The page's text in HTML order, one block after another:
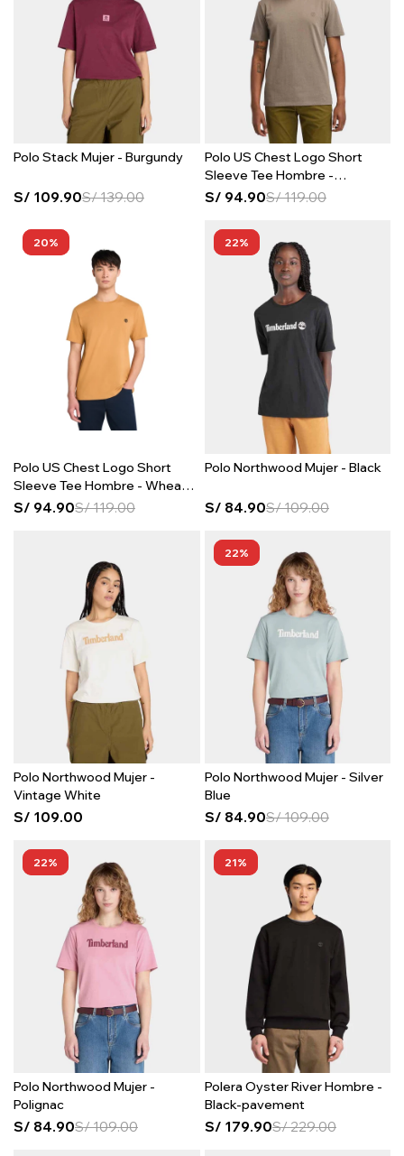
Polo Stack Mujer - Burgundy
S/ 109.90S/139.00
Polo US Chest Logo Short
Sleeve Tee Hombre -
Chocolate Chip
S/ 94.90S/119.00
20
Polo US Chest Logo Short
Sleeve Tee Hombre - Wheat
Boot
S/ 94.90S/119.00
22
Polo Northwood Mujer - Black
S/ 84.90S/109.00
Polo Northwood Mujer -
Vintage White
S/ 109.00
22
Polo Northwood Mujer - Silver
Blue
S/ 84.90S/109.00
22
Polo Northwood Mujer -
Polignac
S/ 84.90S/109.00
21
Polera Oyster River Hombre -
Black-pavement
S/ 179.90S/229.00